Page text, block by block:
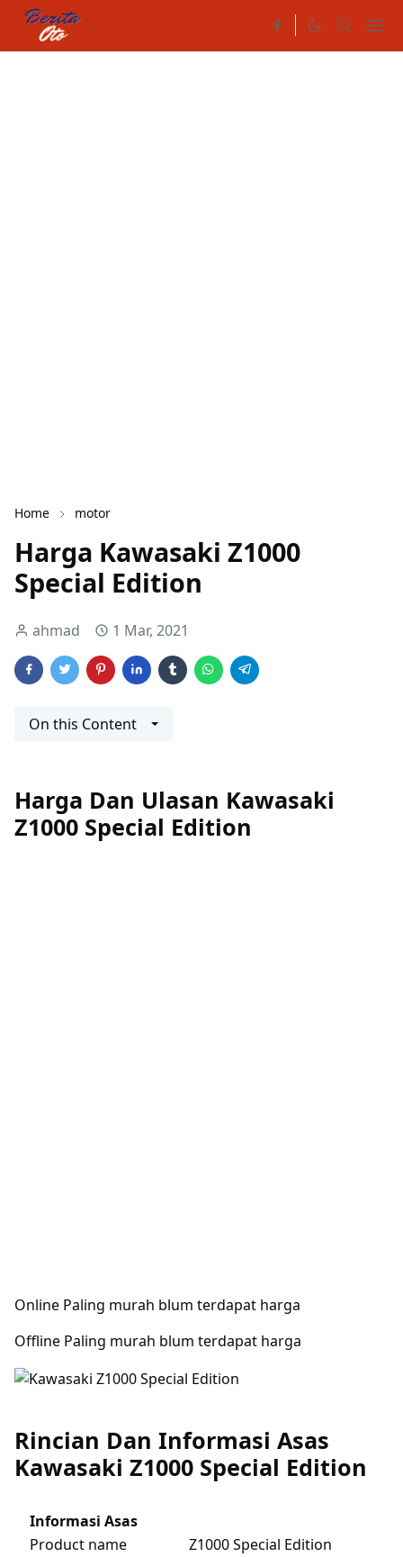
Home motor
Harga Kawasaki Z1000
Special Edition
ahmad 1 Mar, 2021
On this Content
Harga Dan Ulasan Kawasaki
Z1000 Special Edition
Online Paling murah blum terdapat harga
Offline Paling murah blum terdapat harga
Rincian Dan Informasi Asas
Kawasaki Z1000 Special Edition
Informasi Asas
Product name
Z1000 Special Edition